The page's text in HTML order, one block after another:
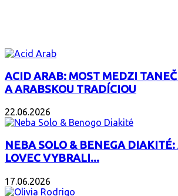
ACID ARAB: MOST MEDZI
A ARABSKOU TRADÍCIOU
22.06.2026
NEBA SOLO & BENEGA
LOVEC VYBRALI...
17.06.2026